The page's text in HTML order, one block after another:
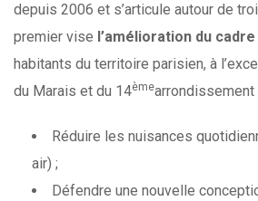
depuis 2006 et s’articule autour de
premier vise l’amélioration du
habitants du territoire parisien, à
du Marais et du 14èmearrondissement
Réduire les nuisances
air) ;
Défendre une nouvelle